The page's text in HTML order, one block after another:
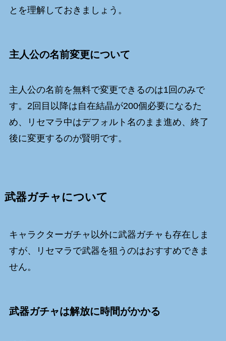
とを理解しておきましょう。
主人公の名前変更について
主人公の名前を無料で変更できるのは1回のみで
す。2回目以降は自在結晶が200個必要になるた
め、リセマラ中はデフォルト名のまま進め、終了
後に変更するのが賢明です。
武器ガチャについて
キャラクターガチャ以外に武器ガチャも存在しま
すが、リセマラで武器を狙うのはおすすめできま
せん。
武器ガチャは解放に時間がかかる